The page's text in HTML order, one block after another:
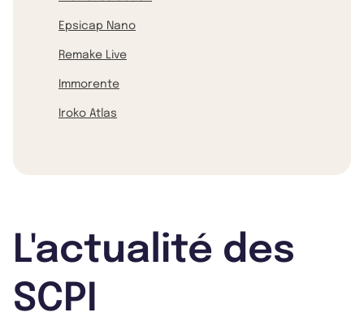
Epsicap Nano
Remake Live
Immorente
Iroko Atlas
L'actualité des
SCPI